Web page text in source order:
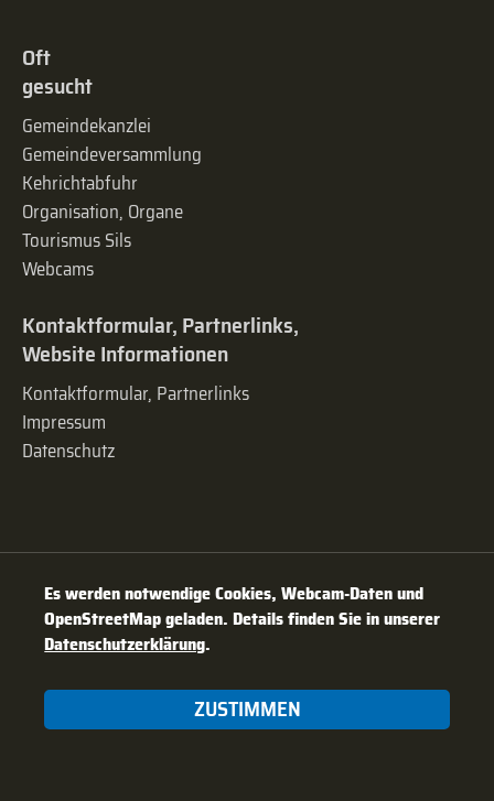
Oft
gesucht
Gemeindekanzlei
Gemeinde­versammlung
Kehrichtabfuhr
Organisation, Organe
Tourismus Sils
Webcams
Kontaktformular, Partnerlinks,
Website Informationen
Kontaktformular, Partnerlinks
Impressum
Datenschutz
Es werden notwendige Cookies, Webcam-Daten und
OpenStreetMap geladen. Details finden Sie in unserer
Datenschutzerklärung.
ZUSTIMMEN